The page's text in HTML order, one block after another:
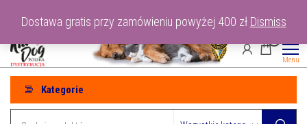
treści
Menu
Kategorie
Dostawa gratis przy zamówieniu powyżej 400 zł Dismiss